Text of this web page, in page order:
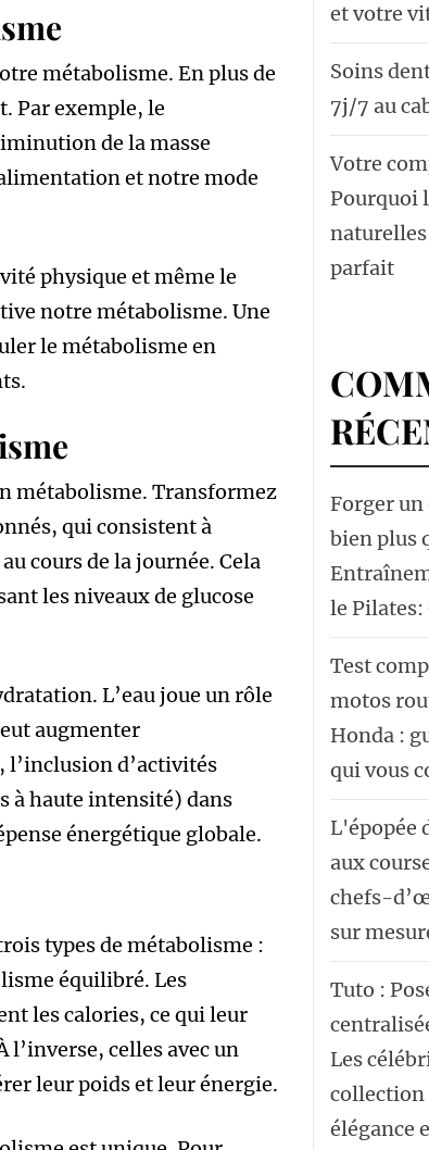
métabolisme. En plus de
Par exemple, le
de la masse
et notre mode
physique et même le
notre métabolisme. Une
le métabolisme en
métabolisme. Transformez
qui consistent à
cours de la journée. Cela
les niveaux de glucose
L’eau joue un rôle
augmenter
d’activités
à haute intensité) dans
énergétique globale.
types de métabolisme :
équilibré. Les
les calories, ce qui leur
celles avec un
leur poids et leur énergie.
et votre
Soins
7j/7 au
Votre
Pourquoi
parfait
Forger
bien plus
le Pilates:
Test
motos
Honda :
qui vous
L'épopée
aux
chefs-
sur
Tuto :
Les
collection
élégance